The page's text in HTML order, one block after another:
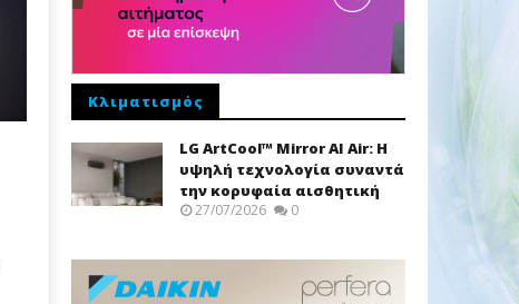
Κλιματισμός
LG ArtCool™ Mirror AI Air: Η
υψηλή τεχνολογία συναντά
την κορυφαία αισθητική
27/07/2026 0